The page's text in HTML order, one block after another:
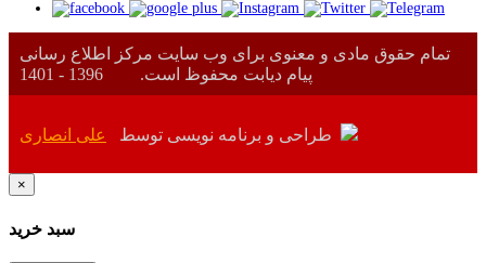
تمام حقوق مادی و معنوی برای وب سایت مرکز اطلاع رسانی
پیام دیابت محفوظ است.
1396 - 1401
طراحی و برنامه نویسی توسط علی انصاری
×
سبد خرید